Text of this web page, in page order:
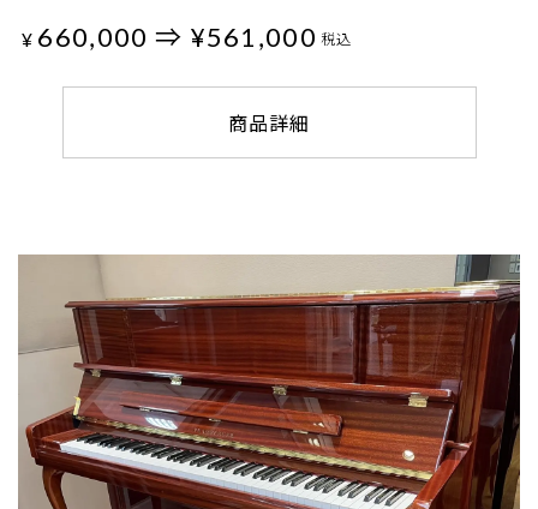
¥ 660,000 ⇒ ¥561,000 税込
商品詳細